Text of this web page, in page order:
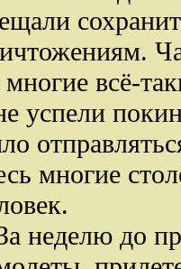
всё-
успели
многие
неделю до